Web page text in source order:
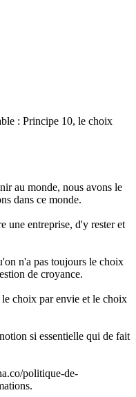
: Principe 10, le choix
au monde, nous avons le
dans ce monde.
une entreprise, d'y rester et
n'a pas toujours le choix
de croyance.
choix par envie et le choix
si essentielle qui de fait
politique-de-